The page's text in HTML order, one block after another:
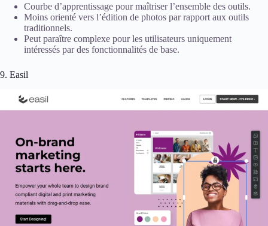
Courbe d’apprentissage pour maîtriser l’ensemble des outils.
Moins orienté vers l’édition de photos par rapport aux outils
traditionnels.
Peut paraître complexe pour les utilisateurs uniquement
intéressés par des fonctionnalités de base.
9. Easil